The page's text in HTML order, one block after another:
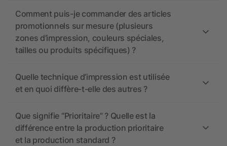
Comment puis-je commander des articles
promotionnels sur mesure (plusieurs
zones d’impression, couleurs spéciales,
tailles ou produits spécifiques) ?
Quelle technique d’impression est utilisée
et en quoi diffère-t-elle des autres ?
Que signifie “Prioritaire” ? Quelle est la
différence entre la production prioritaire
et la production standard ?